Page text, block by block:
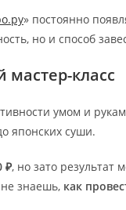
» постоянно
но и способ
класс
умом и
японских суши.
₽, но зато результат
знаешь, как